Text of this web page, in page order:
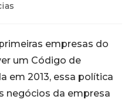
empresas do
um Código de
em 2013, essa política
negócios da empresa